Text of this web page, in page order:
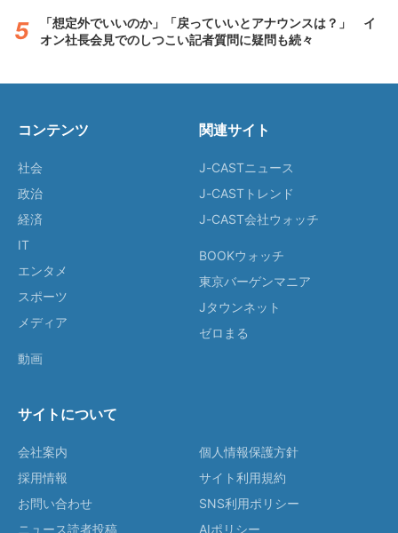
「想定外でいいのか」「戻っていいとアナウンスは？」 イ
オン社長会見でのしつこい記者質問に疑問も続々
コンテンツ
社会
政治
経済
IT
エンタメ
スポーツ
メディア
動画
関連サイト
J-CASTニュース
J-CASTトレンド
J-CAST会社ウォッチ
BOOKウォッチ
東京バーゲンマニア
Jタウンネット
ゼロまる
サイトについて
会社案内
採用情報
お問い合わせ
ニュース読者投稿
個人情報保護方針
サイト利用規約
SNS利用ポリシー
AIポリシー